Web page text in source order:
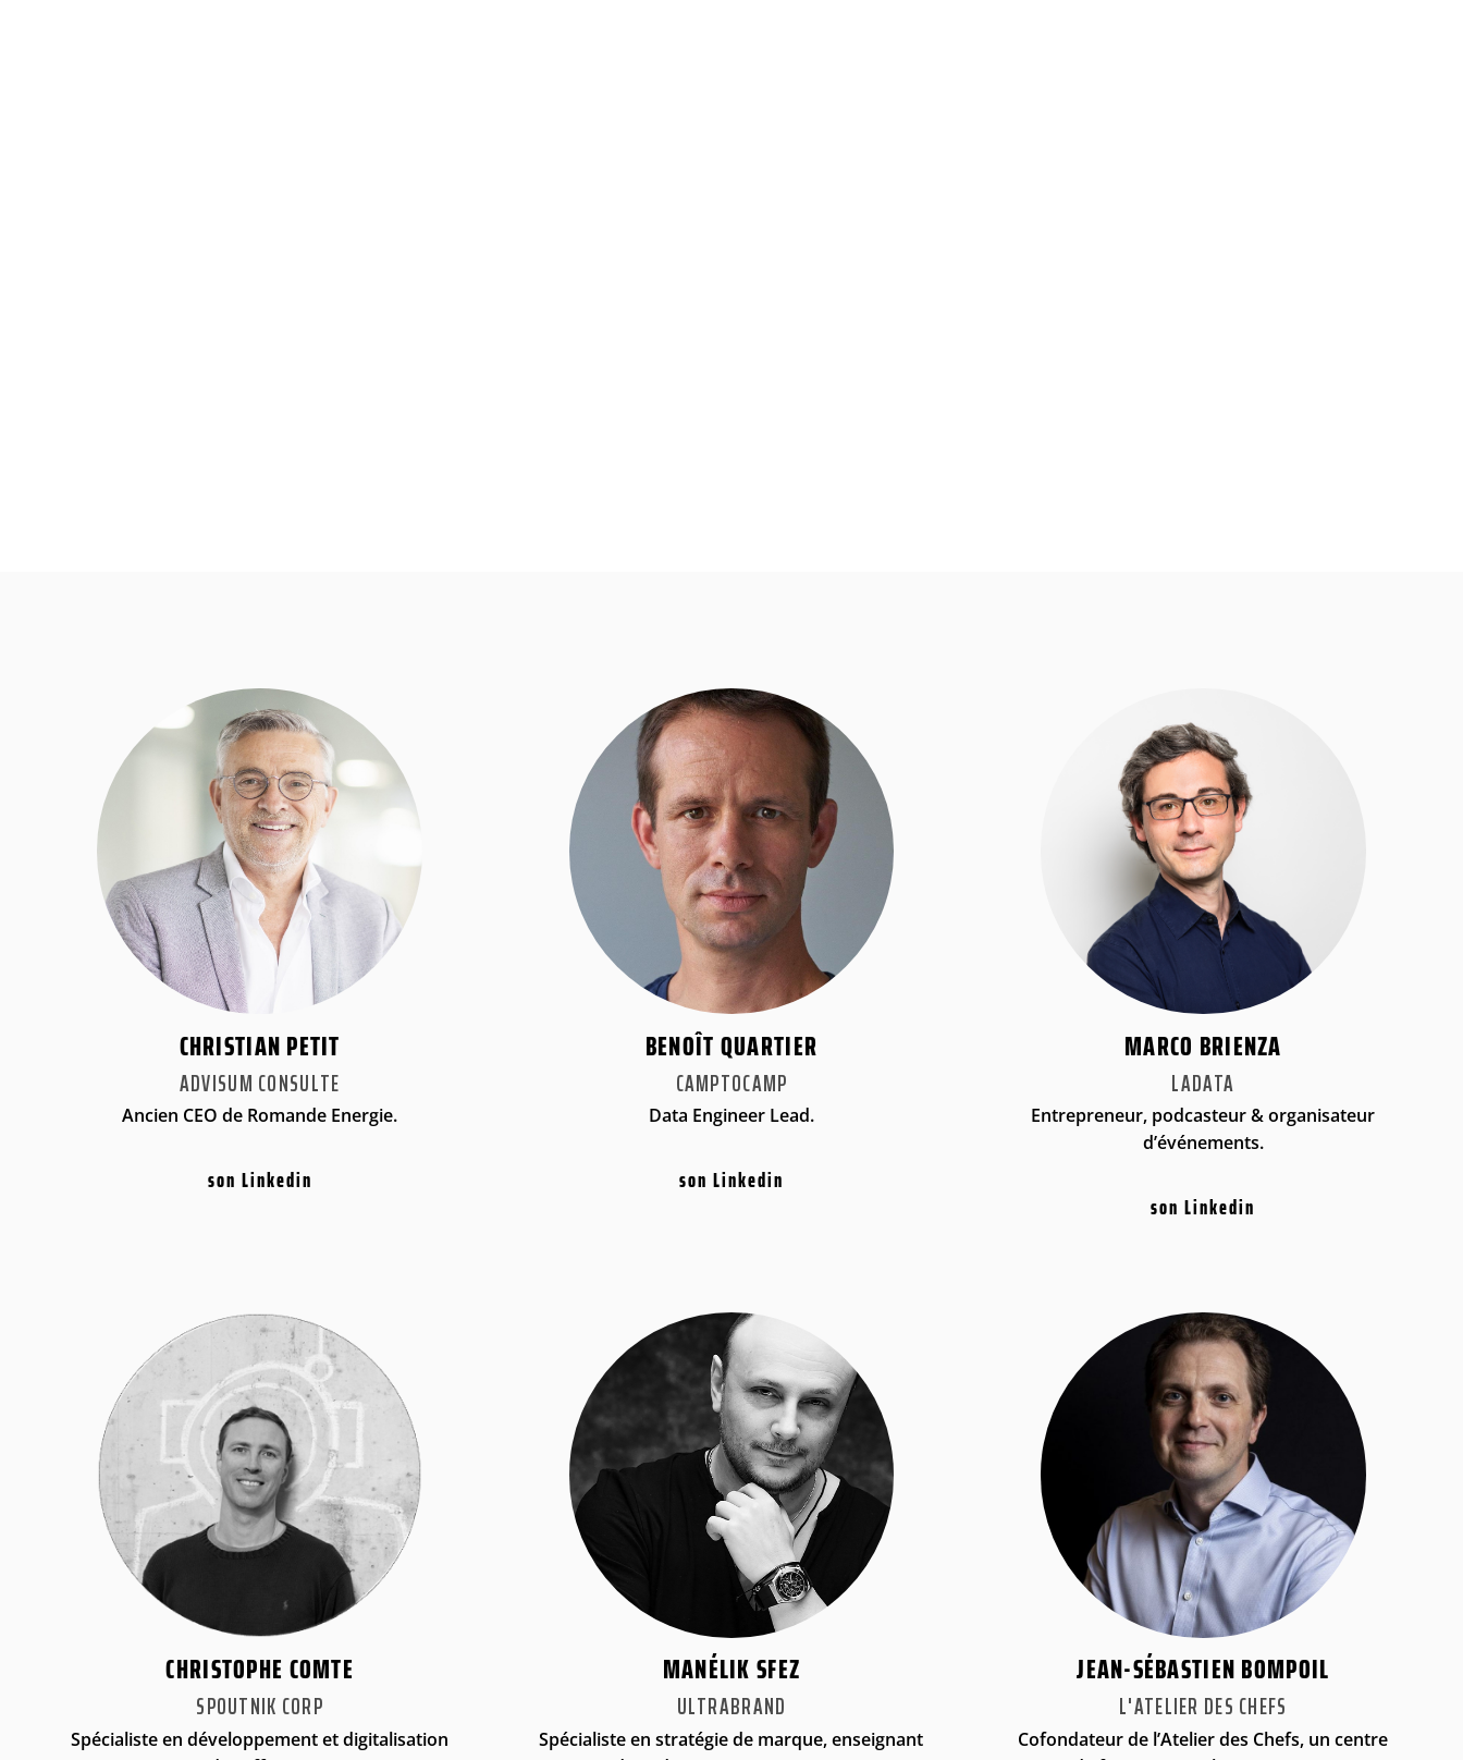
CHRISTIAN PETIT
ADVISUM CONSULTE
Ancien CEO de Romande Energie.
son Linkedin
BENOÎT QUARTIER
CAMPTOCAMP
Data Engineer Lead.
son Linkedin
MARCO BRIENZA
LADATA
Entrepreneur, podcasteur & organisateur
d’événements.
son Linkedin
CHRISTOPHE COMTE
SPOUTNIK CORP
Spécialiste en développement et digitalisation
MANÉLIK SFEZ
ULTRABRAND
Spécialiste en stratégie de marque, enseignant
JEAN-SÉBASTIEN BOMPOIL
L'ATELIER DES CHEFS
Cofondateur de l’Atelier des Chefs, un centre